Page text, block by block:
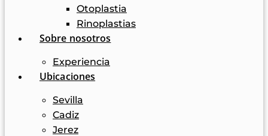
Otoplastia
Rinoplastias
Sobre nosotros
Experiencia
Ubicaciones
Sevilla
Cadiz
Jerez